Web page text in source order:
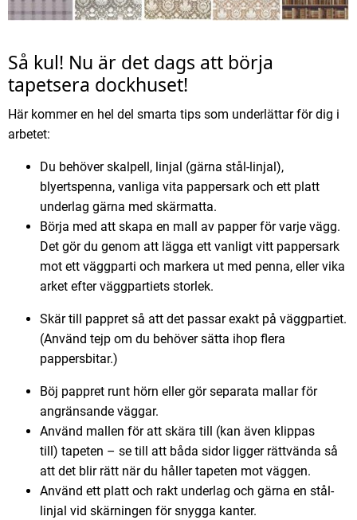
Så kul! Nu är det dags att börja
tapetsera dockhuset!
Här kommer en hel del smarta tips som underlättar för dig i
arbetet:
Du behöver skalpell, linjal (gärna stål-linjal),
blyertspenna, vanliga vita pappersark och ett platt
underlag gärna med skärmatta.
Börja med att skapa en mall av papper för varje vägg.
Det gör du genom att lägga ett vanligt vitt pappersark
mot ett väggparti och markera ut med penna, eller vika
arket efter väggpartiets storlek.
Skär till pappret så att det passar exakt på väggpartiet.
(Använd tejp om du behöver sätta ihop flera
pappersbitar.)
Böj pappret runt hörn eller gör separata mallar för
angränsande väggar.
Använd mallen för att skära till (kan även klippas
till) tapeten – se till att båda sidor ligger rättvända så
att det blir rätt när du håller tapeten mot väggen.
Använd ett platt och rakt underlag och gärna en stål-
linjal vid skärningen för snygga kanter.